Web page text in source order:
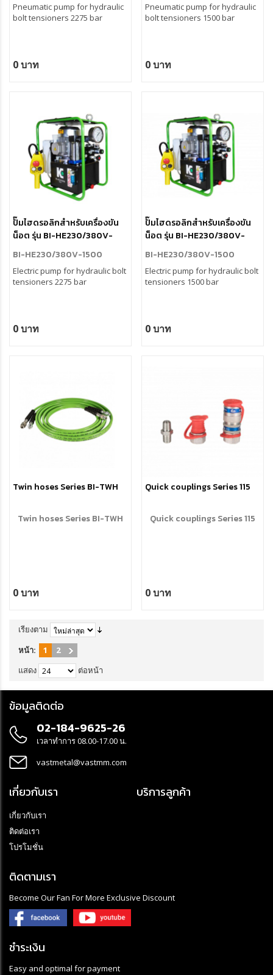
Pneumatic pump for hydraulic
bolt tensioners 2275 bar
0 บาท
Pneumatic pump for hydraulic
bolt tensioners 1500 bar
0 บาท
ปั๊มไฮดรอลิกสำหรับเครื่องขัน
น็อต รุ่น BI-HE230/380V-
BI-HE230/380V-1500
Electric pump for hydraulic bolt
tensioners 2275 bar
0 บาท
ปั๊มไฮดรอลิกสำหรับเครื่องขัน
น็อต รุ่น BI-HE230/380V-
BI-HE230/380V-1500
Electric pump for hydraulic bolt
tensioners 1500 bar
0 บาท
Twin hoses Series BI-TWH
Twin hoses Series BI-TWH
0 บาท
Quick couplings Series 115
Quick couplings Series 115
0 บาท
เรียงตาม
หน้า:
1
2
แสดง
ต่อหน้า
ข้อมูลติดต่อ
02-184-9625-26
เวลาทำการ 08.00-17.00 น.
vastmetal@vastmm.com
เกี่ยวกับเรา
เกี่ยวกับเรา
ติดต่อเรา
โปรโมชั่น
บริการลูกค้า
ติดตามเรา
Become Our Fan For More Exclusive Discount
ชำระเงิน
Easy and optimal for payment